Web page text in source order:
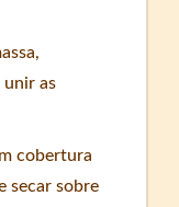
unir as
cobertura
secar sobre